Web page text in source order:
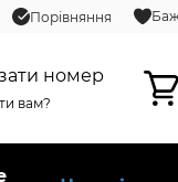
Порівняння
номер
вам?